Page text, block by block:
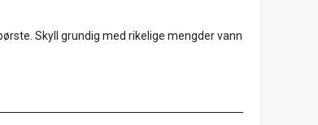
Skyll grundig med rikelige mengder vann